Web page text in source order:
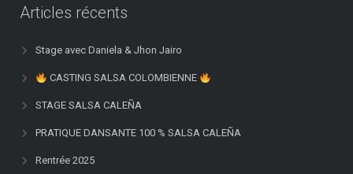
Articles récents
Stage avec Daniela & Jhon Jairo
CASTING SALSA COLOMBIENNE
STAGE SALSA CALEÑA
PRATIQUE DANSANTE 100 % SALSA CALEÑA
Rentrée 2025